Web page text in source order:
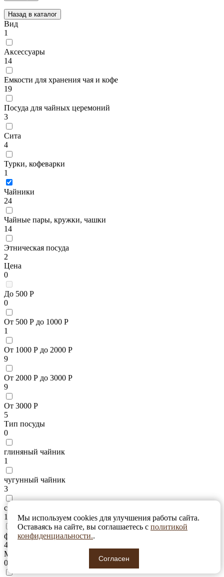
Назад в каталог
Вид
1
Аксессуары
14
Емкости для хранения чая и кофе
19
Посуда для чайных церемоний
3
Сита
4
Турки, кофеварки
1
Чайники
24
Чайные пары, кружки, чашки
14
Этническая посуда
2
Цена
0
До 500 Р
0
От 500 Р до 1000 Р
1
От 1000 Р до 2000 Р
9
От 2000 Р до 3000 Р
9
От 3000 Р
5
Тип посуды
0
глиняный чайник
1
чугунный чайник
3
стеклянный чайник
14
френч-пресс
4
Материал
0
Мы используем cookies для улучшения работы сайта.
Оставаясь на сайте, вы соглашаетесь с политикой
конфиденциальности..
Согласен